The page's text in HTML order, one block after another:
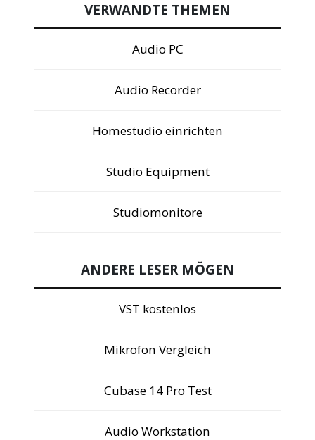
VERWANDTE THEMEN
Audio PC
Audio Recorder
Homestudio einrichten
Studio Equipment
Studiomonitore
ANDERE LESER MÖGEN
VST kostenlos
Mikrofon Vergleich
Cubase 14 Pro Test
Audio Workstation